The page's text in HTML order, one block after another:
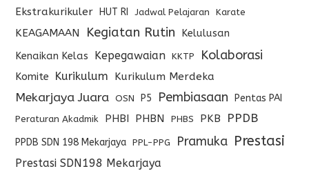
Ekstrakurikuler HUT RI Jadwal Pelajaran Karate
KEAGAMAAN Kegiatan Rutin
Kelulusan
Kenaikan Kelas
Kepegawaian KKTP Kolaborasi
Komite Kurikulum Kurikulum Merdeka
Mekarjaya Juara OSN P5 Pembiasaan Pentas PAI
Peraturan Akadmik PHBI PHBN PHBS PKB PPDB
PPDB SDN 198 Mekarjaya PPL-PPG Pramuka Prestasi
Prestasi SDN198 Mekarjaya